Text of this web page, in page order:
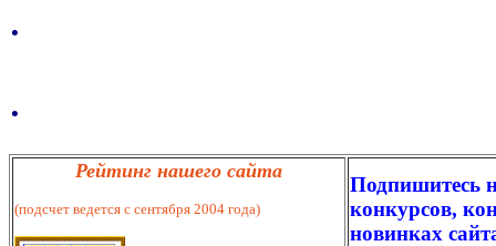
.
.
Рейтинг нашего сайта
(подсчет ведется с сентября 2004 года)
Подпишитесь
конкурсов,
новинках